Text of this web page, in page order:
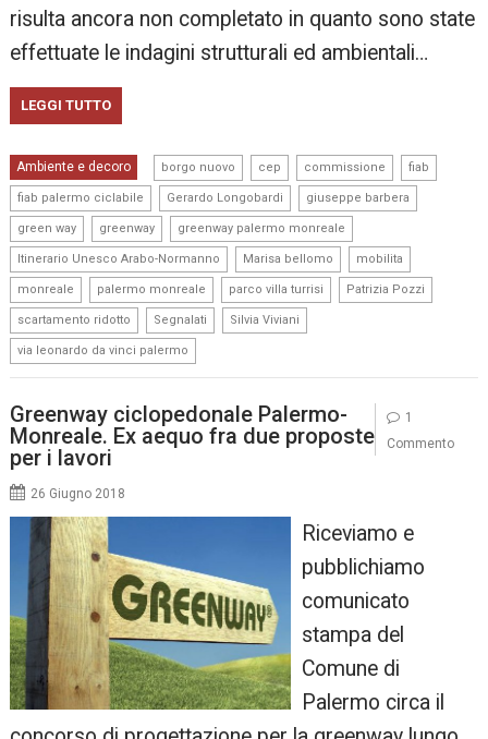
risulta ancora non completato in quanto sono state
effettuate le indagini strutturali ed ambientali…
LEGGI TUTTO
Ambiente e decoro borgo nuovo cep commissione fiab
fiab palermo ciclabile Gerardo Longobardi giuseppe barbera
green way greenway greenway palermo monreale
Itinerario Unesco Arabo-Normanno Marisa bellomo mobilita
monreale palermo monreale parco villa turrisi Patrizia Pozzi
scartamento ridotto Segnalati Silvia Viviani
via leonardo da vinci palermo
Greenway ciclopedonale Palermo-
Monreale. Ex aequo fra due proposte
per i lavori
26 Giugno 2018
Riceviamo e
pubblichiamo
comunicato
stampa del
Comune di
Palermo circa il
1
Commento